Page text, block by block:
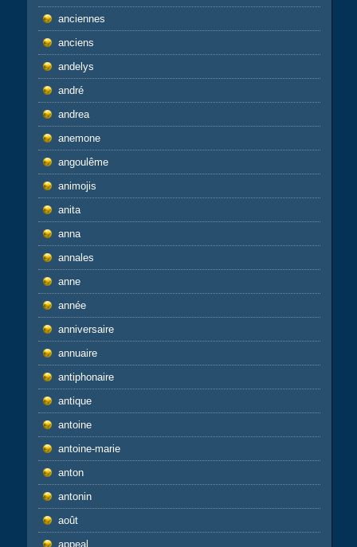
anciennes
anciens
andelys
andré
andrea
anemone
angoulême
animojis
anita
anna
annales
anne
année
anniversaire
annuaire
antiphonaire
antique
antoine
antoine-marie
anton
antonin
août
appeal